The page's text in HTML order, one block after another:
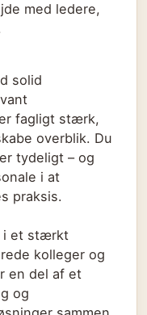
med ledere,
solid
fagligt stærk,
overblik. Du
tydeligt – og
i at
praksis.
i et stærkt
kolleger og
en del af et
og